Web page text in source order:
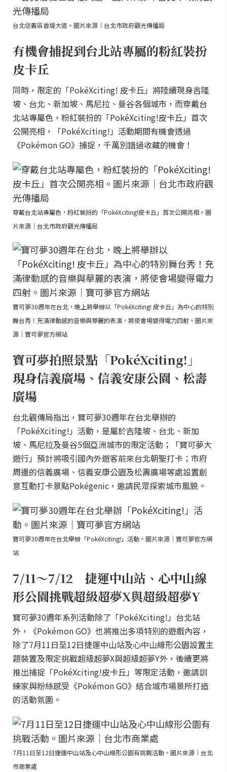
台北信義區香堤大道。圖片來源｜台北市政府觀光傳播局
有機會捕捉到台北站專屬的粉紅裝扮
皮卡丘
同時，限定的「PokéXciting! 皮卡丘」將陸續現身吉隆
坡、台北、新加坡、馬尼拉、曼谷各個城市，而穿戴台
北站專屬色，粉紅裝扮的「PokéXciting!皮卡丘」首次
公開亮相，「PokéXciting!」活動期間有機會透過
《Pokémon GO》捕捉，千萬別錯過收藏的機會！
穿戴台北站專屬色，粉紅裝扮的「PokéXciting!皮卡丘」首次公開亮相。圖
片來源｜台北市政府觀光傳播局
寶可夢30週年在台北，晚上將舉辦以「PokéXciting! 皮卡丘」為中心的特別
舞台秀！充滿律動感的音樂與華麗的表演，將使會場變得電力四射。圖片來
源｜寶可夢官方網站
寶可夢拍照景點「PokéXciting!」
現身信義廣場、信義安康公園、松壽
廣場
台北觀傳局指出，寶可夢30週年在台北舉辦的
「PokéXciting!」活動，是屬於吉隆坡、台北、新加
坡、馬尼拉及曼谷5個亞洲城市的限定活動；「寶可夢大
遊行」預計將吸引國內外遊客前來台北朝聖打卡；市府
周邊的信義廣場、信義安康公園及松壽廣場等處設置創
意互動打卡景點Pokégenic，邀請民眾探索城市風貌。
寶可夢30週年在台北舉辦「PokéXciting!」活動。圖片來源｜寶可夢官方網
站
7/11～7/12 捷運中山站、心中山線
形公園挑戰超級超夢X與超級超夢Y
寶可夢30週年系列活動除了「PokéXciting!」台北站
外，《Pokémon GO》也將推出多項特別的遊戲內容，
除了7月11日至12日捷運中山站及心中山線形公園設置主
題裝置及限定挑戰超級超夢X與超級超夢Y外，後續更將
推出捕捉「PokéXciting!皮卡丘」等限定活動，邀請訓
練家與粉絲感受《Pokémon GO》結合城市場景所打造
的活動氛圍。
7月11日至12日捷運中山站及心中山線形公園有挑戰活動。圖片來源｜台北
市商業處